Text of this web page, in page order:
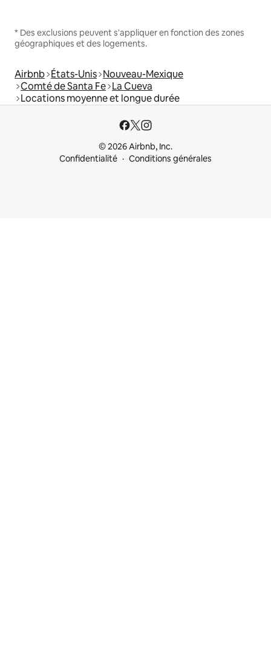
* Des exclusions peuvent s'appliquer en fonction des zones
géographiques et des logements.
Airbnb États-Unis Nouveau-Mexique
Comté de Santa Fe La Cueva
Locations moyenne et longue durée
© 2026 Airbnb, Inc.
Confidentialité
Conditions générales